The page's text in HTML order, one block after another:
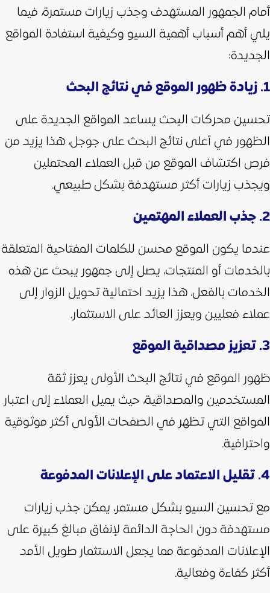
أمام الجمهور المستهدف وجذب زيارات مستمرة، فيما
يلي أهم أسباب أهمية السيو وكيفية استفادة المواقع
الجديدة:
1. زيادة ظهور الموقع في نتائج البحث
تحسين محركات البحث يساعد المواقع الجديدة على
الظهور في أعلى نتائج البحث على جوجل، هذا يزيد من
فرص اكتشاف الموقع من قبل العملاء المحتملين
ويجذب زيارات أكثر مستهدفة بشكل طبيعي.
2. جذب العملاء المهتمين
عندما يكون الموقع محسن للكلمات المفتاحية المتعلقة
بالخدمات أو المنتجات، يصل إلى جمهور يبحث عن هذه
الخدمات بالفعل، هذا يزيد احتمالية تحويل الزوار إلى
عملاء فعليين ويعزز العائد على الاستثمار.
3. تعزيز مصداقية الموقع
ظهور الموقع في نتائج البحث الأولى يعزز ثقة
المستخدمين والمصداقية، حيث يميل العملاء إلى اعتبار
المواقع التي تظهر في الصفحات الأولى أكثر موثوقية
واحترافية.
4. تقليل الاعتماد على الإعلانات المدفوعة
مع تحسين السيو بشكل مستمر، يمكن جذب زيارات
مستهدفة دون الحاجة الدائمة لإنفاق مبالغ كبيرة على
الإعلانات المدفوعة مما يجعل الاستثمار طويل الأمد
أكثر كفاءة وفعالية.